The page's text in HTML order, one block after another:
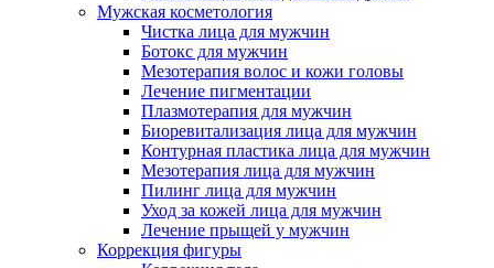
Мужская косметология
Чистка лица для мужчин
Ботокс для мужчин
Мезотерапия волос и кожи головы
Лечение пигментации
Плазмотерапия для мужчин
Биоревитализация лица для мужчин
Контурная пластика лица для мужчин
Мезотерапия лица для мужчин
Пилинг лица для мужчин
Уход за кожей лица для мужчин
Лечение прыщей у мужчин
Коррекция фигуры